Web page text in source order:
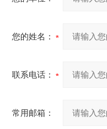
您的姓名：
联系电话：
常用邮箱：